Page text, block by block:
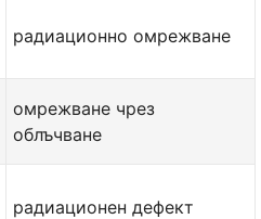
радиационно омрежване
омрежване чрез
облъчване
радиационен дефект